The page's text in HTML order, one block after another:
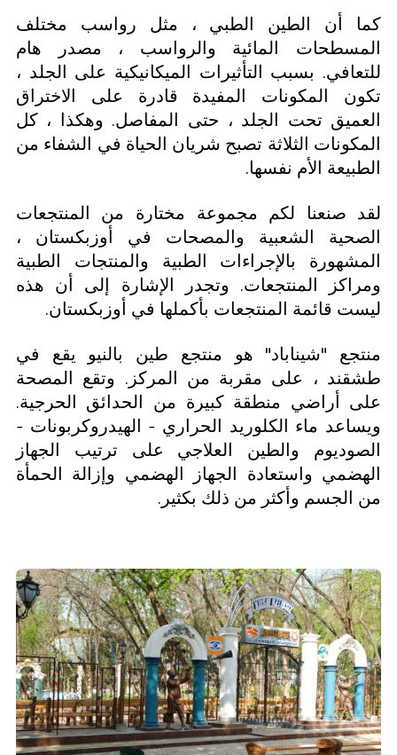
كما أن الطين الطبي ، مثل رواسب مختلف
المسطحات المائية والرواسب ، مصدر هام
للتعافي. بسبب التأثيرات الميكانيكية على الجلد ،
تكون المكونات المفيدة قادرة على الاختراق
العميق تحت الجلد ، حتى المفاصل. وهكذا ، كل
المكونات الثلاثة تصبح شريان الحياة في الشفاء من
الطبيعة الأم نفسها.
لقد صنعنا لكم مجموعة مختارة من المنتجعات
الصحية الشعبية والمصحات في أوزبكستان ،
المشهورة بالإجراءات الطبية والمنتجات الطبية
ومراكز المنتجعات. وتجدر الإشارة إلى أن هذه
ليست قائمة المنتجعات بأكملها في أوزبكستان.
منتجع "شيناباد" هو منتجع طين بالنيو يقع في
طشقند ، على مقربة من المركز. وتقع المصحة
على أراضي منطقة كبيرة من الحدائق الحرجية.
ويساعد ماء الكلوريد الحراري - الهيدروكربونات -
الصوديوم والطين العلاجي على ترتيب الجهاز
الهضمي واستعادة الجهاز الهضمي وإزالة الحمأة
من الجسم وأكثر من ذلك بكثير.